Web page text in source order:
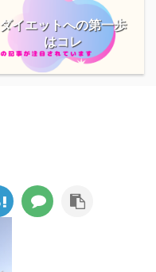
ダイエットへの第一歩
はコレ